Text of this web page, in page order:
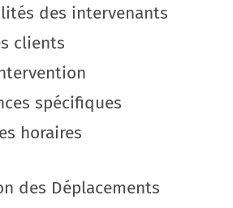
des intervenants
clients
spécifiques
horaires
des Déplacements